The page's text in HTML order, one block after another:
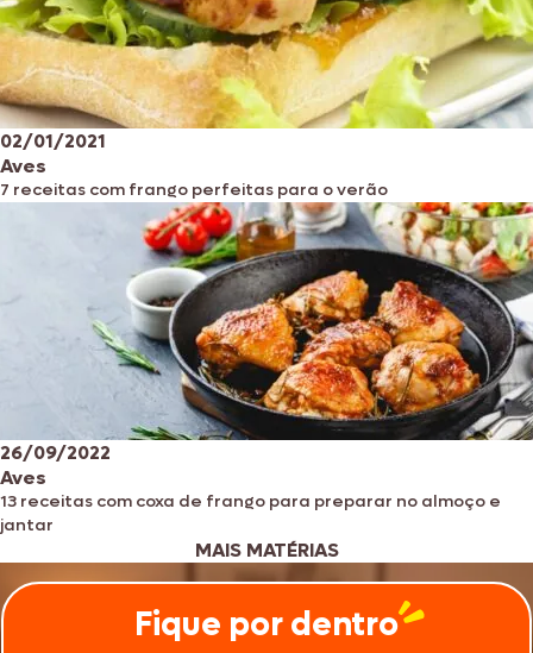
02/01/2021
Aves
7 receitas com frango perfeitas para o verão
26/09/2022
Aves
13 receitas com coxa de frango para preparar no almoço e
jantar
MAIS MATÉRIAS
Fique por dentro